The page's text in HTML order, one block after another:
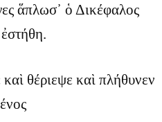
ἅπλωσ᾿ ὁ Δικέφαλος
θέριεψε καὶ πλήθυνεν